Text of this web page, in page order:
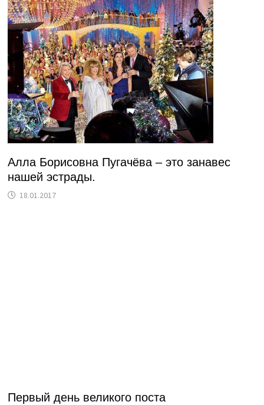
Алла Борисовна Пугачёва – это занавес
нашей эстрады.
18.01.2017
Первый день великого поста